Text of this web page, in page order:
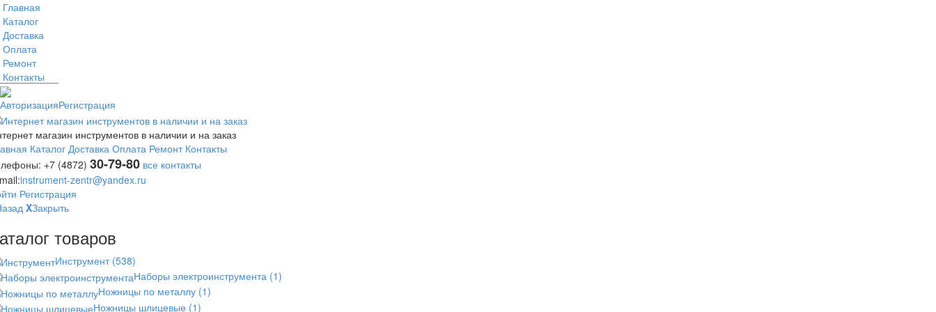
Главная
Каталог
Доставка
Оплата
Ремонт
Контакты
АвторизацияРегистрация
магазин инструментов в наличии и на заказ
Каталог Доставка Оплата Ремонт Контакты
+7 (4872) 30-79-80 все контакты
instrument-zentr@yandex.ru
Регистрация
XЗакрыть
товаров
Инструмент (538)
Наборы электроинструмента (1)
Ножницы по металлу (1)
Ножницы шлицевые (1)